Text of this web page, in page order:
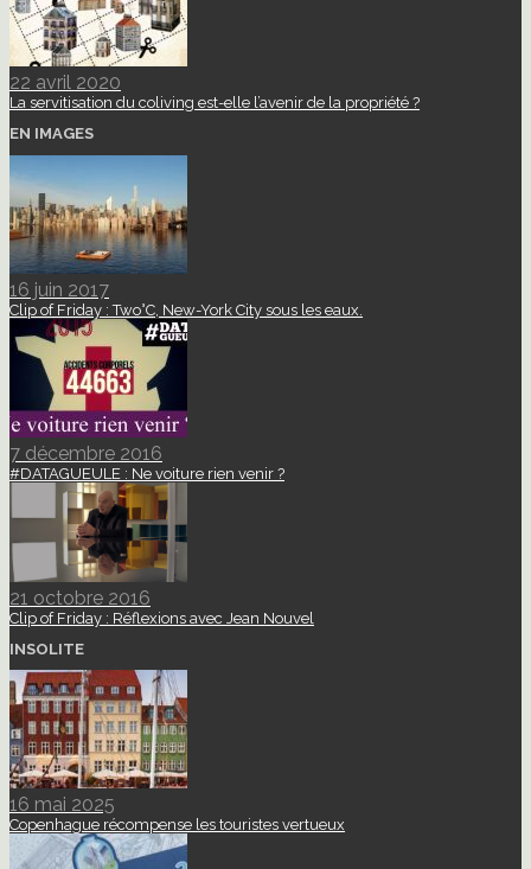
22 avril 2020
La servitisation du coliving est-elle l’avenir de la propriété ?
EN IMAGES
16 juin 2017
Clip of Friday : Two°C, New-York City sous les eaux.
7 décembre 2016
#DATAGUEULE : Ne voiture rien venir ?
21 octobre 2016
Clip of Friday : Réflexions avec Jean Nouvel
INSOLITE
16 mai 2025
Copenhague récompense les touristes vertueux